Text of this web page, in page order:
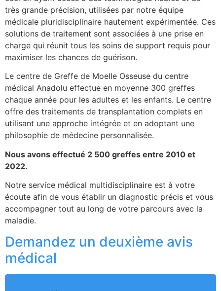
très grande précision, utilisées par notre équipe
médicale pluridisciplinaire hautement expérimentée. Ces
solutions de traitement sont associées à une prise en
charge qui réunit tous les soins de support requis pour
maximiser les chances de guérison.
Le centre de Greffe de Moelle Osseuse du centre
médical Anadolu effectue en moyenne 300 greffes
chaque année pour les adultes et les enfants. Le centre
offre des traitements de transplantation complets en
utilisant une approche intégrée et en adoptant une
philosophie de médecine personnalisée.
Nous avons effectué 2 500 greffes entre 2010 et
2022.
Notre service médical multidisciplinaire est à votre
écoute afin de vous établir un diagnostic précis et vous
accompagner tout au long de votre parcours avec la
maladie.
Demandez un deuxième avis
médical